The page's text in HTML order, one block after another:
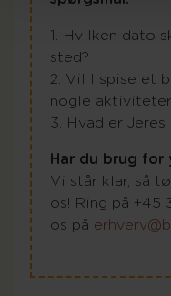
1. Hvilken dato
sted?
2. Vil I spise et
nogle
3. Hvad er
Har du brug
Vi står klar, så
os! Ring på +45
os på